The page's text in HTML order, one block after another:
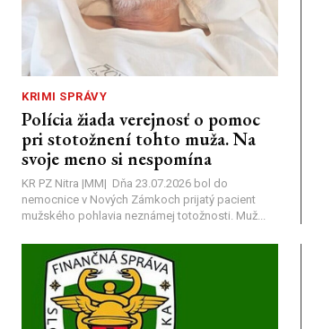
KRIMI SPRÁVY
Polícia žiada verejnosť o pomoc
pri stotožnení tohto muža. Na
svoje meno si nespomína
KR PZ Nitra |MM| Dňa 23.07.2026 bol do
nemocnice v Nových Zámkoch prijatý pacient
mužského pohlavia neznámej totožnosti. Muž...